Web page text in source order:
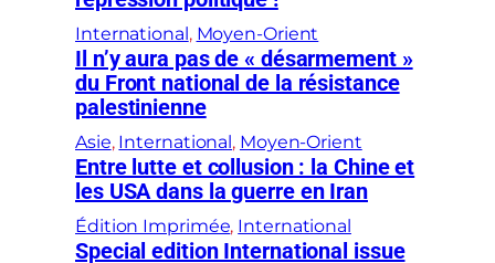
International, Moyen-Orient
Il n’y aura pas de « désarmement »
du Front national de la résistance
palestinienne
Asie, International, Moyen-Orient
Entre lutte et collusion : la Chine et
les USA dans la guerre en Iran
Édition Imprimée, International
Special edition International issue